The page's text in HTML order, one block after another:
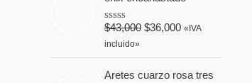
V
a
o
r
$43,000 $36,000 «IVA
incluido»
Aretes cuarzo rosa tres